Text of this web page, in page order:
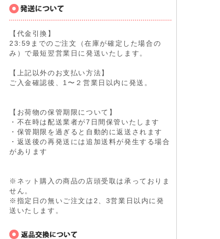
【代金引換】
23:59までのご注文（在庫が確定した場合の
み）で最短翌営業日に発送いたします。
【上記以外のお支払い方法】
ご入金確認後、1〜２営業日以内に発送。
【お荷物の保管期限について】
・不在時は配送業者が7日間保管いたします
・保管期限を過ぎると自動的に返送されます
・返送後の再発送には追加送料が発生する場合
があります
※ネット購入の商品の店頭受取は承っておりま
せん。
※指定日の無いご注文は2、3営業日以内に発
送いたします。